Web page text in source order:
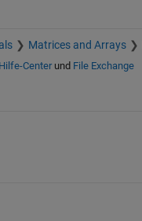
Matrices and Arrays
Hilfe-Centerund File Exchange